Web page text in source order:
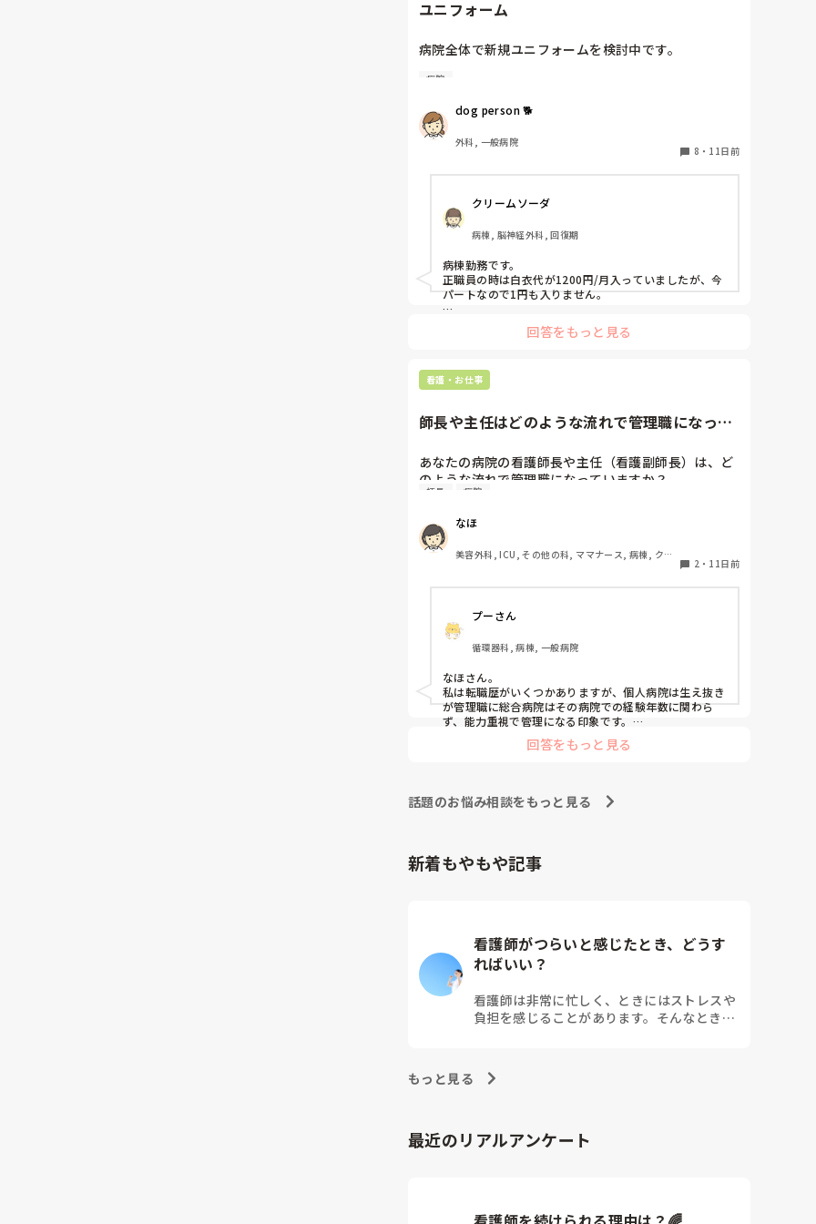
「できる・できない」だけでなく、どの程度の介助が必
有されていると、転院後も安全に看護を継続しやすいと
思います。
ユニフォーム
病院全体で新規ユニフォームを検討中です。
皆さんは、どんなユニフォームで勤務されています
・支給／貸与／自分で購入…
・動きやすい／通気性が良い／おしゃれ／カワイイ…
・業者が洗濯／自分で洗濯…
病院
dog person 🐕
外科, 一般病院
8 ・ 11日前
クリームソーダ
病棟, 脳神経外科, 回復期
病棟勤務です。
正職員の時は白衣代が1200円/月入っていましたが、今
パートなので1円も入りません。
一時期は白衣は何でもオッケーで、スクラブは指定のも
新卒の時からの白衣なので白衣ももう8年目です🫢
ナガイレーベンのものはまず壊れません！
ます。
洗濯は業者が週に2回回収してくれるので利用していま
す。
回答をもっと見る
看護・お仕事
師長や主任はどのような流れで管理職になって
あなたの病院の看護師長や主任（看護副師長）は、ど
のような流れで管理職になっていますか？
・年代
・仕事の仕方      などなど
私が勤めていた病院では既卒で5年以上勤めて30代後
その後数年して師長に昇任するイメージでした。
また、師長に昇任するときは部署異動している人が多
かったです！
師長 病院
なほ
美容外科, ICU, その他の科, ママナース, 病棟, クリ
2 ・ 11日前
プーさん
循環器科, 病棟, 一般病院
なほさん。
私は転職歴がいくつかありますが、個人病院は生え抜き
が管理職に総合病院はその病院での経験年数に関わら
ず、能力重視で管理になる印象です。
個人病院ほど、中途採用が管理職に選ばれるのには結構
年数を要したり、少数派なので、病院的に変化を拒んで
かったようなきがします。
総合病院では師長、主任になる前には部署異動を経験す
回答をもっと見る
話題のお悩み相談をもっと見る
新着もやもや記事
看護師がつらいと感じたとき、どうす
ればいい？
看護師は非常に忙しく、ときにはストレスや
負担を感じることがあります。そんなとき、
を感じたときの対処法や秘訣を紹介します。
もっと見る
最近のリアルアンケート